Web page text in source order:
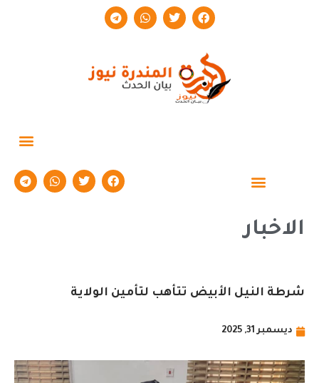
الاخبار
شرطة النيل الأبيض تتأهب لتأمين الولاية
ديسمبر 31, 2025